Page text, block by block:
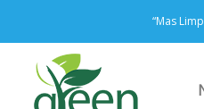
contenido
“Mas